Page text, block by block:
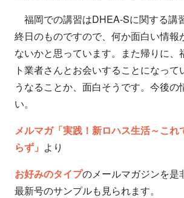
福岡での講習はDHEA-Sに関する講
終日のものですので、何か面白い情報
ないかと思っています。また帰りに、
ト業者さんとお会いすることになっ
うなることか、面白そうです。今後の
い。
メルマガ「実践！新ロハス生活～これ
らず」 より
お好みのタイプのメールマガジンを是
最新号のサンプルも見られます。